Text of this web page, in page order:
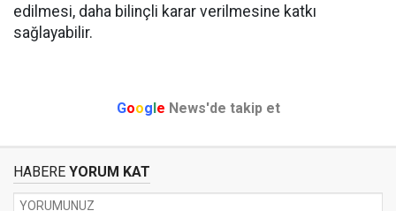
edilmesi, daha bilinçli karar verilmesine katkı
sağlayabilir.
Google News'de takip et
HABERE YORUM KAT